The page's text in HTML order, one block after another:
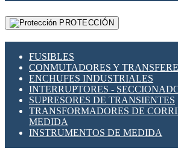
PROTECCIÓN
FUSIBLES
CONMUTADORES Y
ENCHUFES INDUSTRIALES
INTERRUPTORES -
SUPRESORES DE TRANSIENTES
TRANSFORMADORES DE
MEDIDA
INSTRUMENTOS DE MEDIDA